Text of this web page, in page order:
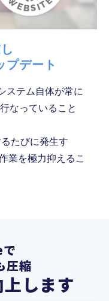
プデート
ステム自体が常に
なっていること
たびに発生す
業を極力抑えるこ
圧縮
上します